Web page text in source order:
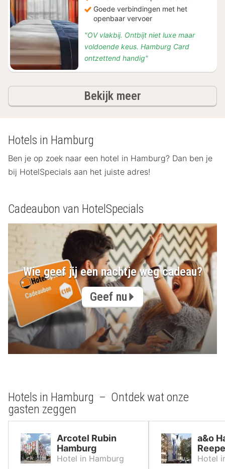
Goede verbindingen met het
openbaar vervoer
"OV vlakbij. Ontbijt niet luxe maar
voldoende keus. Hamburg Card
ontzettend handig"
Bekijk meerhotels
Hotels in Hamburg
Ben je op zoek naar een hotel in Hamburg? Dan ben je
bij HotelSpecials aan het juiste adres!
Cadeaubon van HotelSpecials
Wie geef jij een nachtje weg cadeau?
Geef nu
Hotels in Hamburg – Ontdek wat onze
gasten zeggen
Arcotel Rubin
Hamburg
Hotel in Hamburg
a&o
Hotel